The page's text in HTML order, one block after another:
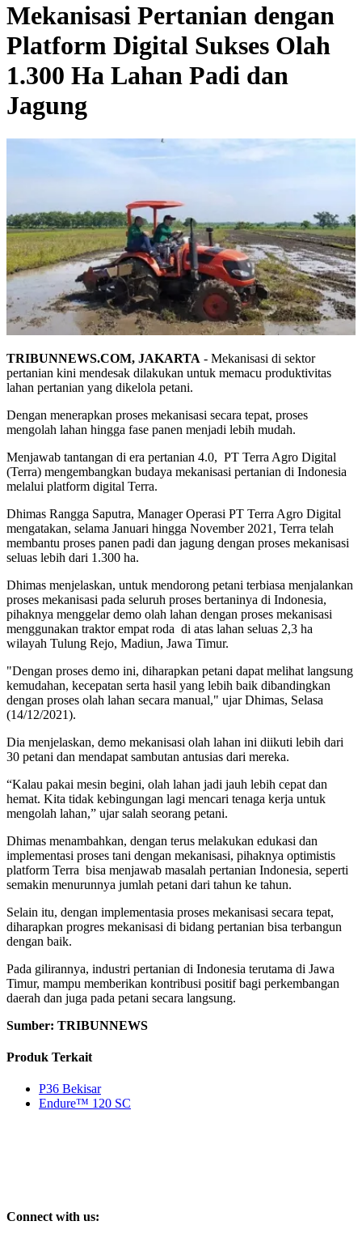
Mekanisasi Pertanian dengan
Platform Digital Sukses Olah
1.300 Ha Lahan Padi dan
Jagung
TRIBUNNEWS.COM, JAKARTA - Mekanisasi di sektor
pertanian kini mendesak dilakukan untuk memacu produktivitas
lahan pertanian yang dikelola petani.
Dengan menerapkan proses mekanisasi secara tepat, proses
mengolah lahan hingga fase panen menjadi lebih mudah.
Menjawab tantangan di era pertanian 4.0, PT Terra Agro Digital
(Terra) mengembangkan budaya mekanisasi pertanian di Indonesia
melalui platform digital Terra.
Dhimas Rangga Saputra, Manager Operasi PT Terra Agro Digital
mengatakan, selama Januari hingga November 2021, Terra telah
membantu proses panen padi dan jagung dengan proses mekanisasi
seluas lebih dari 1.300 ha.
Dhimas menjelaskan, untuk mendorong petani terbiasa menjalankan
proses mekanisasi pada seluruh proses bertaninya di Indonesia,
pihaknya menggelar demo olah lahan dengan proses mekanisasi
menggunakan traktor empat roda di atas lahan seluas 2,3 ha
wilayah Tulung Rejo, Madiun, Jawa Timur.
"Dengan proses demo ini, diharapkan petani dapat melihat langsung
kemudahan, kecepatan serta hasil yang lebih baik dibandingkan
dengan proses olah lahan secara manual," ujar Dhimas, Selasa
(14/12/2021).
Dia menjelaskan, demo mekanisasi olah lahan ini diikuti lebih dari
30 petani dan mendapat sambutan antusias dari mereka.
“Kalau pakai mesin begini, olah lahan jadi jauh lebih cepat dan
hemat. Kita tidak kebingungan lagi mencari tenaga kerja untuk
mengolah lahan,” ujar salah seorang petani.
Dhimas menambahkan, dengan terus melakukan edukasi dan
implementasi proses tani dengan mekanisasi, pihaknya optimistis
platform Terra bisa menjawab masalah pertanian Indonesia, seperti
semakin menurunnya jumlah petani dari tahun ke tahun.
Selain itu, dengan implementasia proses mekanisasi secara tepat,
diharapkan progres mekanisasi di bidang pertanian bisa terbangun
dengan baik.
Pada gilirannya, industri pertanian di Indonesia terutama di Jawa
Timur, mampu memberikan kontribusi positif bagi perkembangan
daerah dan juga pada petani secara langsung.
Sumber: TRIBUNNEWS
Produk Terkait
P36 Bekisar
Endure™ 120 SC
Connect with us: